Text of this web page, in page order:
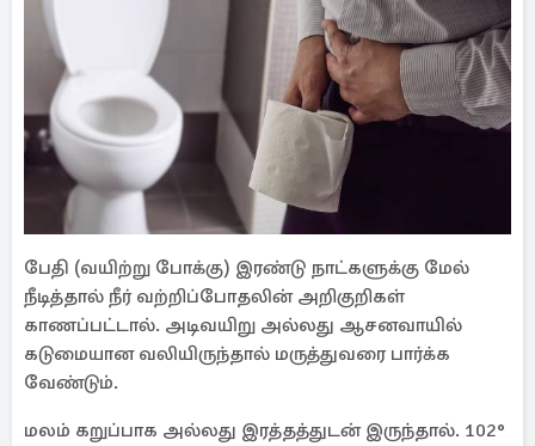
பேதி (வயிற்று போக்கு) இரண்டு நாட்களுக்கு மேல்
நீடித்தால் நீர் வற்றிப்போதலின் அறிகுறிகள்
காணப்பட்டால். அடிவயிறு அல்லது ஆசனவாயில்
கடுமையான வலியிருந்தால் மருத்துவரை பார்க்க
வேண்டும்.
மலம் கறுப்பாக அல்லது இரத்தத்துடன் இருந்தால். 102°